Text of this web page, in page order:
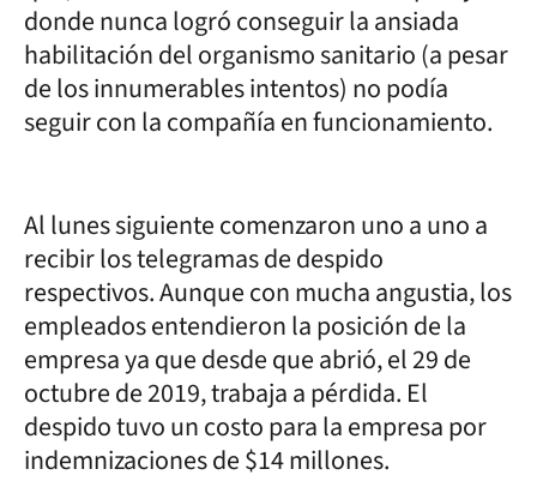
donde nunca logró conseguir la ansiada
habilitación del organismo sanitario (a pesar
de los innumerables intentos) no podía
seguir con la compañía en funcionamiento.
Al lunes siguiente comenzaron uno a uno a
recibir los telegramas de despido
respectivos. Aunque con mucha angustia, los
empleados entendieron la posición de la
empresa ya que desde que abrió, el 29 de
octubre de 2019, trabaja a pérdida. El
despido tuvo un costo para la empresa por
indemnizaciones de $14 millones.